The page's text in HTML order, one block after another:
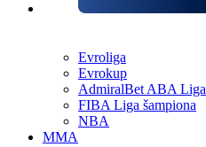
Evroliga
Evrokup
AdmiralBet ABA Liga
FIBA Liga šampiona
NBA
MMA